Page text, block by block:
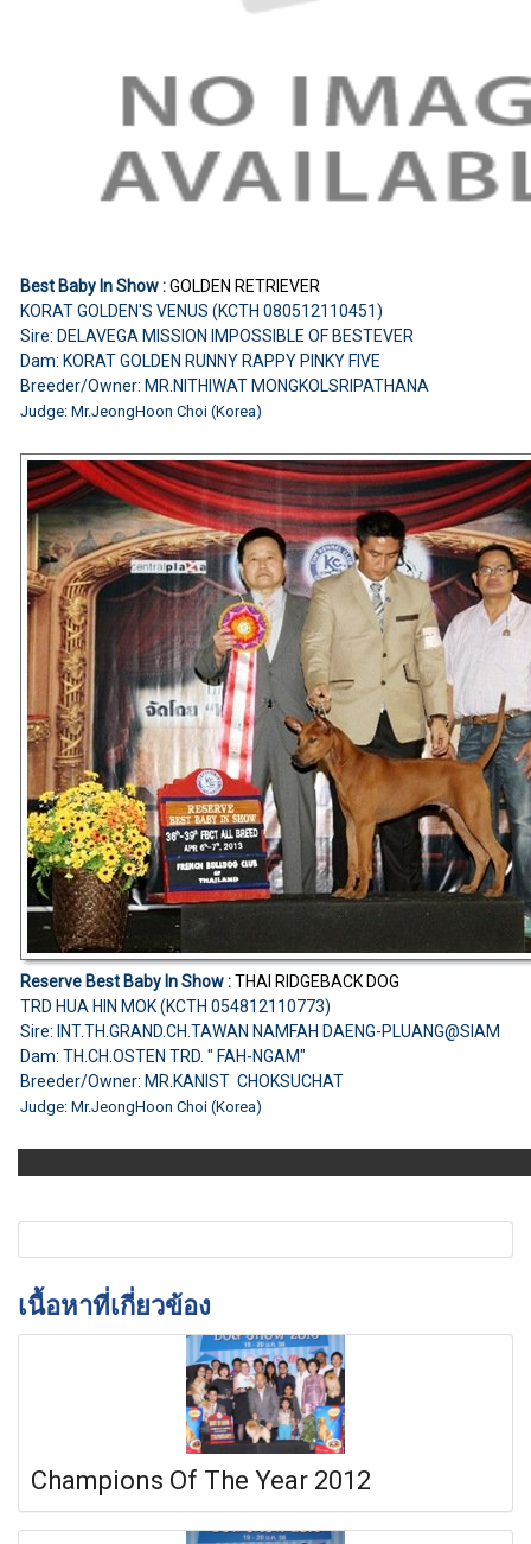
Best Baby In Show :GOLDEN RETRIEVER
KORAT GOLDEN'S VENUS (KCTH 080512110451)
Sire: DELAVEGA MISSION IMPOSSIBLE OF BESTEVER
Dam: KORAT GOLDEN RUNNY RAPPY PINKY FIVE
Breeder/Owner: MR.NITHIWAT MONGKOLSRIPATHANA
Judge: Mr.JeongHoon Choi (Korea)
Reserve Best Baby In Show :THAI RIDGEBACK DOG
TRD HUA HIN MOK (KCTH 054812110773)
Sire: INT.TH.GRAND.CH.TAWAN NAMFAH DAENG-PLUANG@SIAM
Dam: TH.CH.OSTEN TRD. " FAH-NGAM"
Breeder/Owner: MR.KANIST CHOKSUCHAT
Judge: Mr.JeongHoon Choi (Korea)
เนื้อหาที่เกี่ยวข้อง
Champions Of The Year 2012